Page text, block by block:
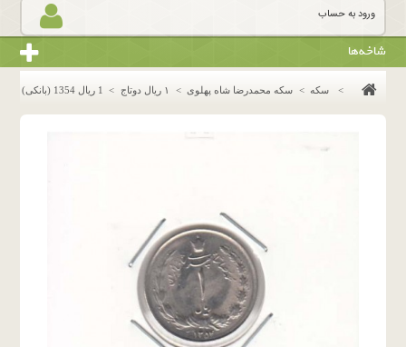
ورود به حساب
شاخه‌ها
> سکه > سکه محمدرضا شاه پهلوی > ١ ريال دوتاج > 1 ریال 1354 (بانکی)